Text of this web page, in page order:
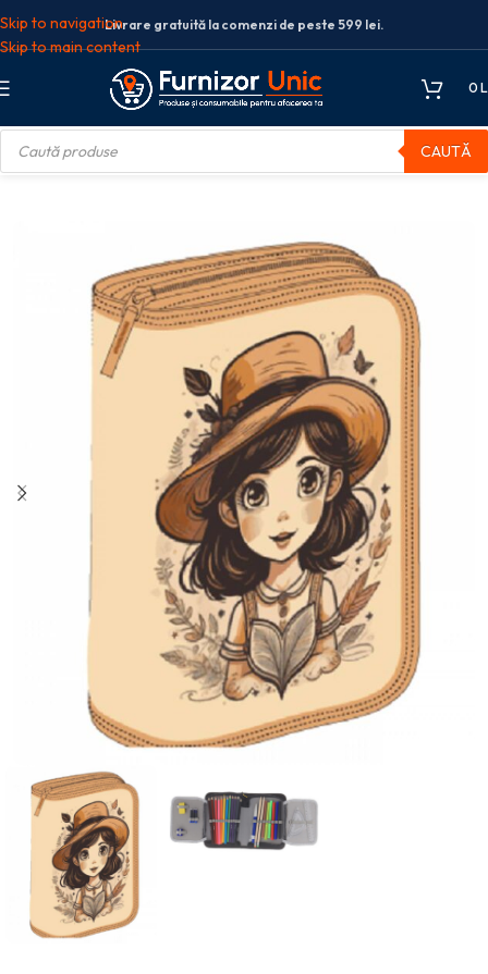
Skip to navigation
Skip to main content
Livrare gratuită la comenzi de peste 599 lei.
0
CAUTĂ
PENAR ECHIPAT 31 PIESE 1 FERMOAR 2 EXTENSII SWEETY 3 PIGNA